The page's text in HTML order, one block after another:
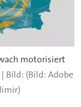
motorisiert
(Bild: Adobe